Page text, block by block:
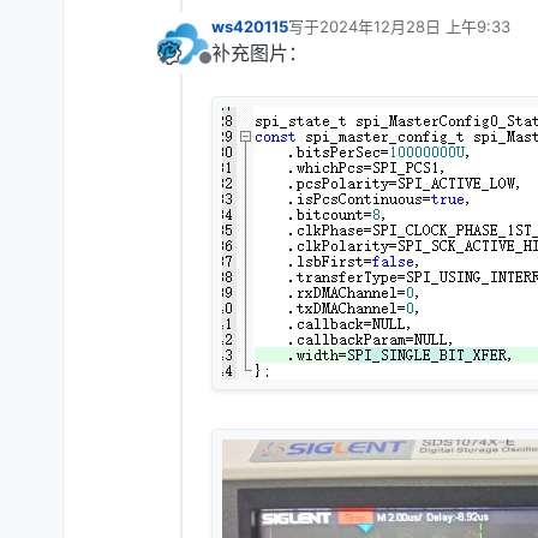
离线
ws420115写于2024年12月28日 上午9:33
最后由 编辑
补充图片：